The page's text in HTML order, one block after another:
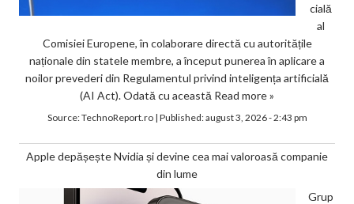
cială
al
Comisiei Europene, în colaborare directă cu autoritățile
naționale din statele membre, a început punerea în aplicare a
noilor prevederi din Regulamentul privind inteligența artificială
(AI Act). Odată cu această Read more »
Source:TechnoReport.ro| Published:august 3, 2026 - 2:43 pm
Apple depășește Nvidia și devine cea mai valoroasă companie
din lume
Grup